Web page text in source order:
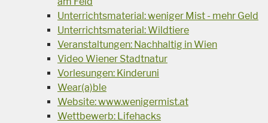
Unterrichtsmaterial: weniger Mist - mehr Geld
Unterrichtsmaterial: Wildtiere
Veranstaltungen: Nachhaltig in Wien
Video Wiener Stadtnatur
Vorlesungen: Kinderuni
Wear(a)ble
Website: www.wenigermist.at
Wettbewerb: Lifehacks